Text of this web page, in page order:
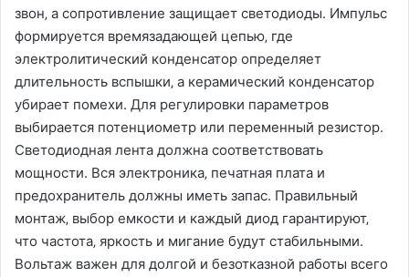
звон‚ а сопротивление защищает светодиоды. Импульс
формируется времязадающей цепью‚ где
электролитический конденсатор определяет
длительность вспышки‚ а керамический конденсатор
убирает помехи. Для регулировки параметров
выбирается потенциометр или переменный резистор.
Светодиодная лента должна соответствовать
мощности. Вся электроника‚ печатная плата и
предохранитель должны иметь запас. Правильный
монтаж‚ выбор емкости и каждый диод гарантируют‚
что частота‚ яркость и мигание будут стабильными.
Вольтаж важен для долгой и безотказной работы всего